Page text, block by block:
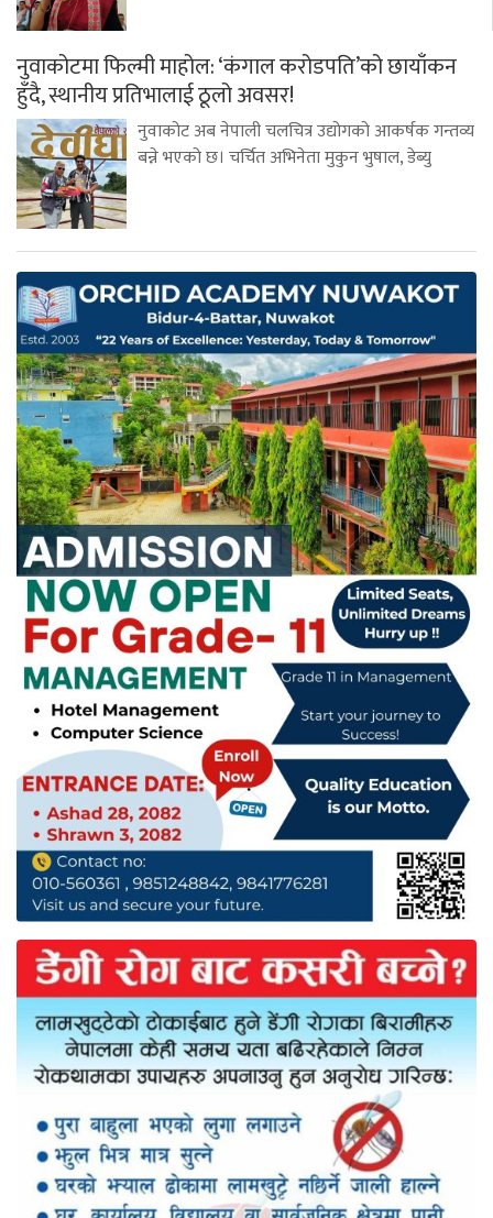
नुवाकोटमा फिल्मी माहोल: ‘कंगाल करोडपति’को छायाँकन
हुँदै, स्थानीय प्रतिभालाई ठूलो अवसर!
नुवाकोट अब नेपाली चलचित्र उद्योगको आकर्षक गन्तव्य
बन्ने भएको छ। चर्चित अभिनेता मुकुन भुषाल, डेब्यु